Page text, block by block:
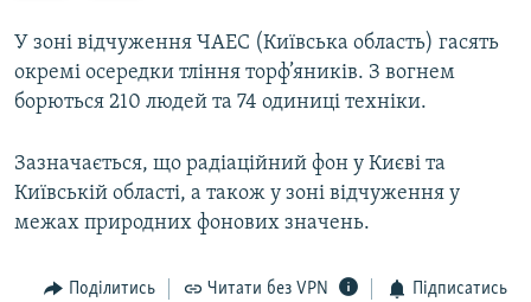
а
д
р
е
д
У зоні відчуження ЧАЕС (Київська область) гасять
окремі осередки тління торф’яників. З вогнем
борються 210 людей та 74 одиниці техніки.
Зазначається, що радіаційний фон у Києві та
Київській області, а також у зоні відчуження у
межах природних фонових значень.
Поділитись Читати без VPN Підписатись